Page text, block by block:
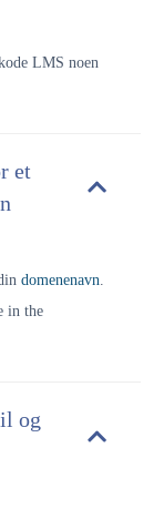
LMS noen
et
domenenavn
in the
og